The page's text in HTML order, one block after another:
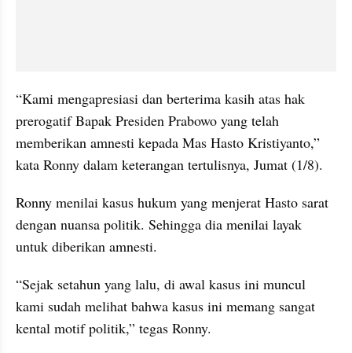
“Kami mengapresiasi dan berterima kasih atas hak
prerogatif Bapak Presiden Prabowo yang telah
memberikan amnesti kepada Mas Hasto Kristiyanto,”
kata Ronny dalam keterangan tertulisnya, Jumat (1/8).
Ronny menilai kasus hukum yang menjerat Hasto sarat
dengan nuansa politik. Sehingga dia menilai layak
untuk diberikan amnesti.
“Sejak setahun yang lalu, di awal kasus ini muncul
kami sudah melihat bahwa kasus ini memang sangat
kental motif politik,” tegas Ronny.